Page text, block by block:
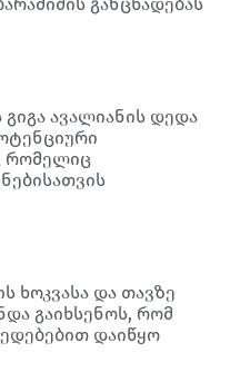
გიგა ავალიანის დედა
რომელიც
ხოკვასა და თავზე
გაიხსენოს, რომ
დაიწყო